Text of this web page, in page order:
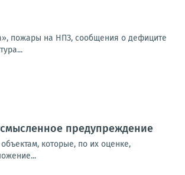
пожары на НПЗ, сообщения о дефиците
предупреждение
которые, по их оценке,